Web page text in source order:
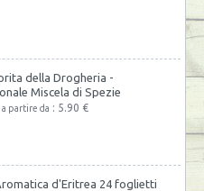
della Drogheria -
Miscela di Spezie
a partire da : 5.90 €
d'Eritrea 24 foglietti